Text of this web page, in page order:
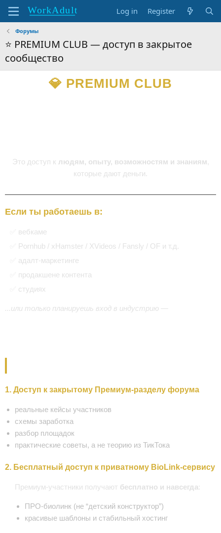
Log in Register
Форумы
⭐ PREMIUM CLUB — доступ в закрытое
сообщество
💎 PREMIUM CLUB
Это доступ к людям, опыту, возможностям и знаниям,
которые дают деньги.
Если ты работаешь в:
✅ вебкаме
✅ Pornhub / xHamster / XVideos / Fansly / OF и т.д.
✅ адалт-маркетинге
✅ продакшене контента
✅ студиях
...или только планируешь вход в индустрию —
1. Доступ к закрытому Премиум-разделу форума
реальные кейсы участников
схемы заработка
разбор площадок
практические советы, а не теорию из ТикТока
2. Бесплатный доступ к приватному BioLink-сервису
Премиум-участники получают бесплатно и навсегда:
ПРО-биолинк (не “детский конструктор”)
красивые шаблоны и стабильный хостинг